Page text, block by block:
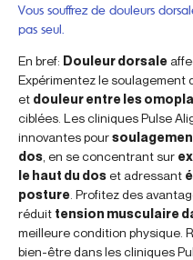
Vous souffrez de douleurs
pas seul.
En bref: Douleur dorsale
Expérimentez le soulagement
et douleur entre les
ciblées. Les cliniques Pulse
innovantes pour
dos , en se concentrant sur
le haut du doset adressant
posture . Profitez des
réduit tension musculaire
meilleure condition physique.
bien-être dans les cliniques